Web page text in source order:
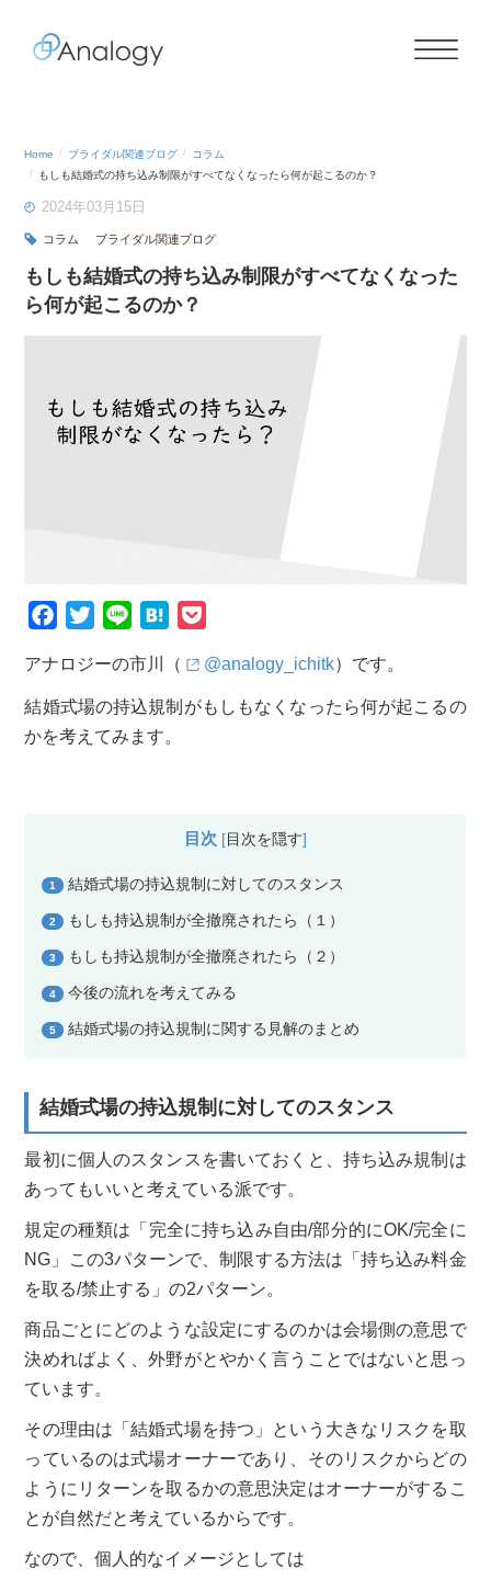
Home ブライダル関連ブログ
コラム
もしも結婚式の持ち込み制限がすべてなくなったら何が起こるのか？
2024年03月15日
コラム ブライダル関連ブログ
もしも結婚式の持ち込み制限がすべてなくなった
ら何が起こるのか？
c
e
b
t
t
n
e
H
e
c
k
アナロジーの市川（ @analogy_ichitk）です。
結婚式場の持込規制がもしもなくなったら何が起こるの
かを考えてみます。
目次 [目次を隠す]
1 結婚式場の持込規制に対してのスタンス
2 もしも持込規制が全撤廃されたら（１）
3 もしも持込規制が全撤廃されたら（２）
4 今後の流れを考えてみる
5 結婚式場の持込規制に関する見解のまとめ
結婚式場の持込規制に対してのスタンス
最初に個人のスタンスを書いておくと、持ち込み規制は
あってもいいと考えている派です。
規定の種類は「完全に持ち込み自由/部分的にOK/完全に
NG」この3パターンで、制限する方法は「持ち込み料金
を取る/禁止する」の2パターン。
商品ごとにどのような設定にするのかは会場側の意思で
決めればよく、外野がとやかく言うことではないと思っ
ています。
その理由は「結婚式場を持つ」という大きなリスクを取
っているのは式場オーナーであり、そのリスクからどの
ようにリターンを取るかの意思決定はオーナーがするこ
とが自然だと考えているからです。
なので、個人的なイメージとしては